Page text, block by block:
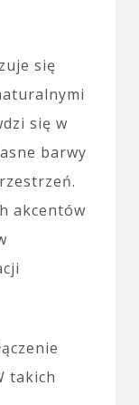
się
się w
barwy
akcentów
takich